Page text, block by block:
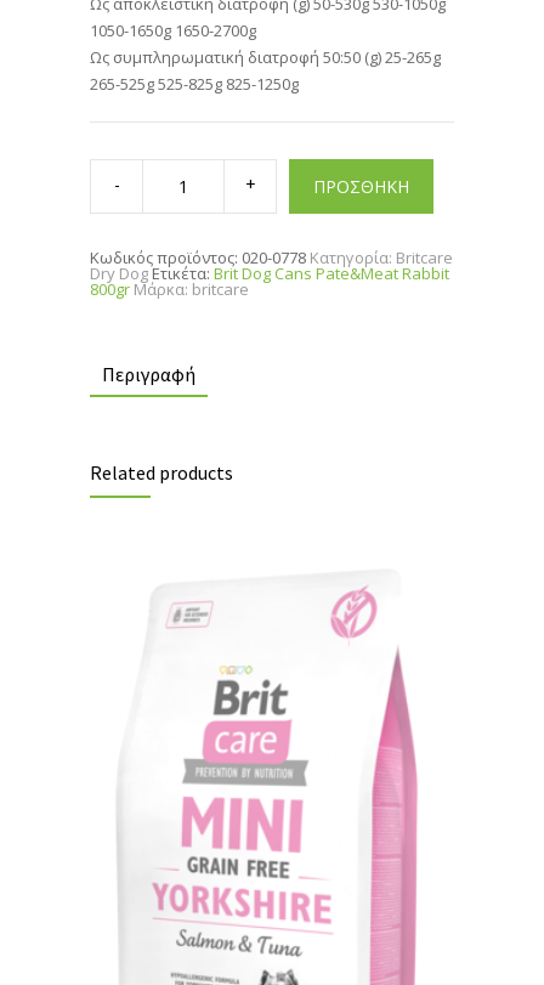
1050-1650g 1650-2700g
Ως συμπληρωματική διατροφή 50:50 (g) 25-265g
265-525g 525-825g 825-1250g
Brit
Dog
Pate&Meat
quantity
ΠΡΟΣΘΗΚΗ
Κωδικός προϊόντος: 020-0778 Κατηγορία: Britcare
Dry DogΕτικέτα: Brit Dog Cans Pate&Meat Rabbit
800gr Μάρκα: britcare
Περιγραφή
Related products